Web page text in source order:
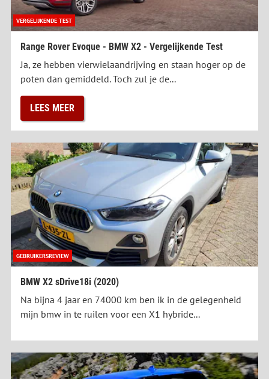
VERGELIJKENDE TEST
Range Rover Evoque - BMW X2 - Vergelijkende Test
Ja, ze hebben vierwielaandrijving en staan hoger op de
poten dan gemiddeld. Toch zul je de...
LEES MEER
GEBRUIKERSREVIEW
BMW X2 sDrive18i (2020)
Na bijna 4 jaar en 74000 km ben ik in de gelegenheid
mijn bmw in te ruilen voor een X1 hybride...